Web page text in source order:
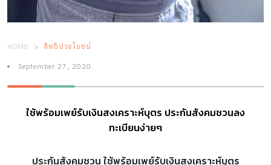
HOME สิทธิประโยชน์
September 27, 2020
ใช้พร้อมเพย์รับเงินสงเคราะห์บุตร ประกันสังคมชวนลง
ทะเบียนง่ายๆ
ประกันสังคมชวน ใช้พร้อมเพย์รับเงินสงเคราะห์บุตร